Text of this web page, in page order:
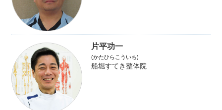
片平功一
(かたひらこういち)
船堀すてき整体院